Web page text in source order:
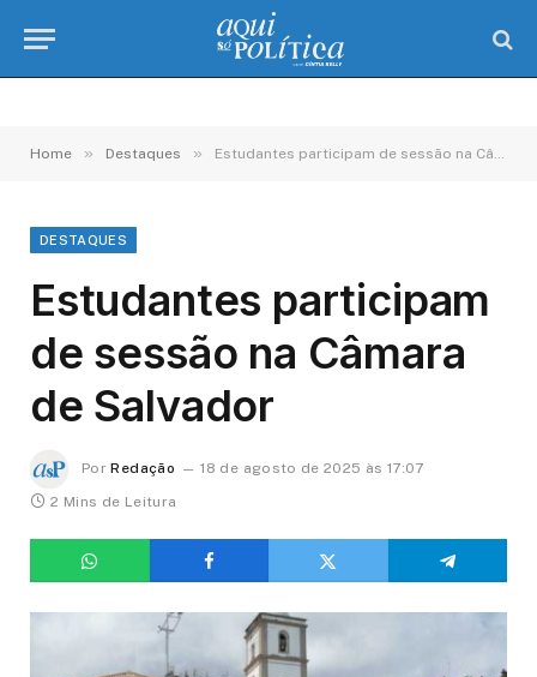
Home » Destaques » Estudantes participam de sessão na Câmara de Salvador
DESTAQUES
Estudantes participam
de sessão na Câmara
de Salvador
Por Redação
18 de agosto de 2025 às 17:07
2 Mins de Leitura